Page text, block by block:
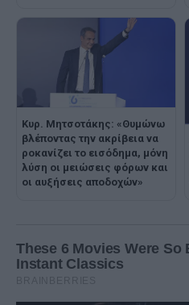
Κυρ. Μητσοτάκης: «Θυμώνω
βλέποντας την ακρίβεια να
ροκανίζει το εισόδημα, μόνη
λύση οι μειώσεις φόρων και
οι αυξήσεις αποδοχών»